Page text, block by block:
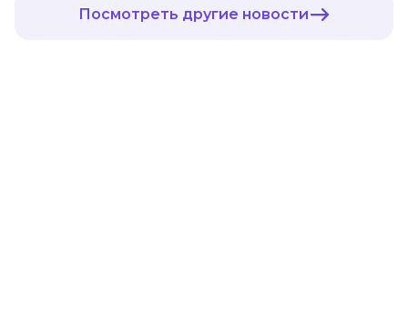
Посмотреть другие новости